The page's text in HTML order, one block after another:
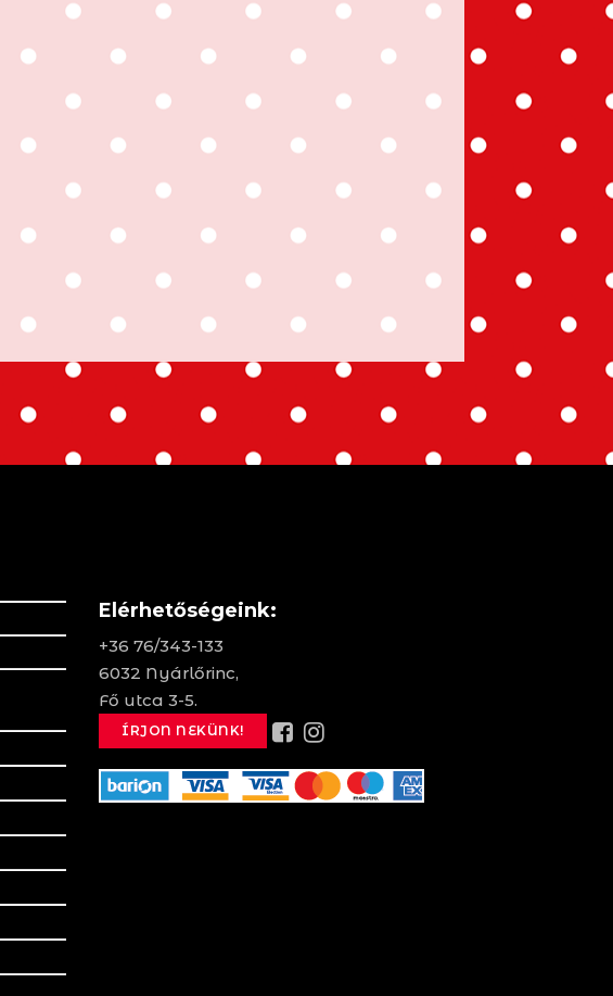
Elérhetőségeink:
+36 76/343-133
6032 Nyárlőrinc,
Fő utca 3-5.
ÍRJON NEKÜNK!